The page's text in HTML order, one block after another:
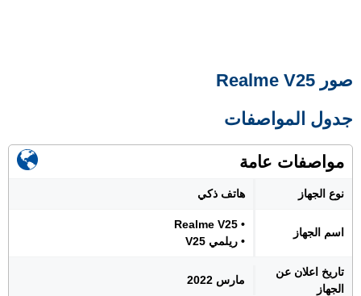
صور Realme V25
جدول المواصفات
مواصفات عامة
نوع الجهاز هاتف ذكي
اسم الجهاز
• Realme V25
• ريلمي V25
تاريخ اعلان عن
الجهاز
مارس 2022